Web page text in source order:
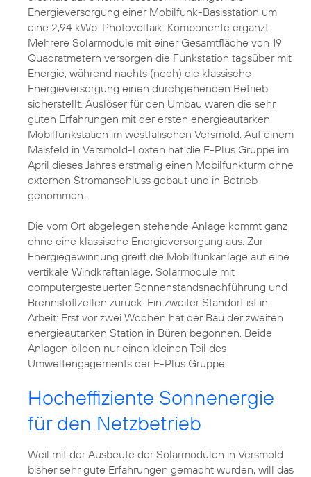
Energieversorgung einer Mobilfunk-Basisstation um
eine 2,94 kWp-Photovoltaik-Komponente ergänzt.
Mehrere Solarmodule mit einer Gesamtfläche von 19
Quadratmetern versorgen die Funkstation tagsüber mit
Energie, während nachts (noch) die klassische
Energieversorgung einen durchgehenden Betrieb
sicherstellt. Auslöser für den Umbau waren die sehr
guten Erfahrungen mit der ersten energieautarken
Mobilfunkstation im westfälischen Versmold. Auf einem
Maisfeld in Versmold-Loxten hat die E-Plus Gruppe im
April dieses Jahres erstmalig einen Mobilfunkturm ohne
externen Stromanschluss gebaut und in Betrieb
genommen.
Die vom Ort abgelegen stehende Anlage kommt ganz
ohne eine klassische Energieversorgung aus. Zur
Energiegewinnung greift die Mobilfunkanlage auf eine
vertikale Windkraftanlage, Solarmodule mit
computergesteuerter Sonnenstandsnachführung und
Brennstoffzellen zurück. Ein zweiter Standort ist in
Arbeit: Erst vor zwei Wochen hat der Bau der zweiten
energieautarken Station in Büren begonnen. Beide
Anlagen bilden nur einen kleinen Teil des
Umweltengagements der E-Plus Gruppe.
Hocheffiziente Sonnenergie
für den Netzbetrieb
Weil mit der Ausbeute der Solarmodulen in Versmold
bisher sehr gute Erfahrungen gemacht wurden, will das